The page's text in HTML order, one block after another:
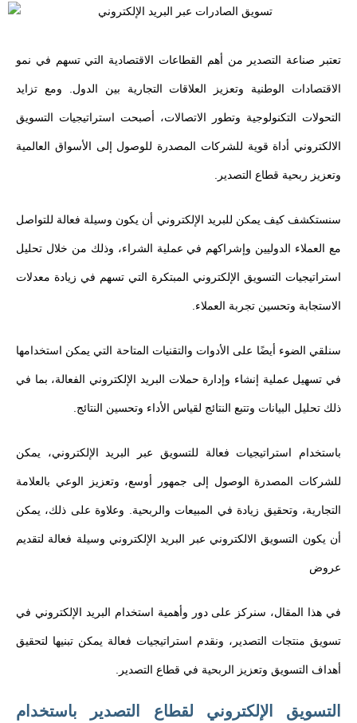
تعتبر صناعة التصدير من أهم القطاعات الاقتصادية التي تسهم في نمو
الاقتصادات الوطنية وتعزيز العلاقات التجارية بين الدول. ومع تزايد
التحولات التكنولوجية وتطور الاتصالات، أصبحت استراتيجيات التسويق
الالكتروني أداة قوية للشركات المصدرة للوصول إلى الأسواق العالمية
وتعزيز ربحية قطاع التصدير.
سنستكشف كيف يمكن للبريد الإلكتروني أن يكون وسيلة فعالة للتواصل
مع العملاء الدوليين وإشراكهم في عملية الشراء، وذلك من خلال تحليل
استراتيجيات التسويق الإلكتروني المبتكرة التي تسهم في زيادة معدلات
الاستجابة وتحسين تجربة العملاء.
سنلقي الضوء أيضًا على الأدوات والتقنيات المتاحة التي يمكن استخدامها
في تسهيل عملية إنشاء وإدارة حملات البريد الإلكتروني الفعالة، بما في
ذلك تحليل البيانات وتتبع النتائج لقياس الأداء وتحسين النتائج.
باستخدام استراتيجيات فعالة للتسويق عبر البريد الإلكتروني، يمكن
للشركات المصدرة الوصول إلى جمهور أوسع، وتعزيز الوعي بالعلامة
التجارية، وتحقيق زيادة في المبيعات والربحية. وعلاوة على ذلك، يمكن
أن يكون التسويق الالكتروني عبر البريد الإلكتروني وسيلة فعالة لتقديم
عروض
في هذا المقال، سنركز على دور وأهمية استخدام البريد الإلكتروني في
تسويق منتجات التصدير، ونقدم استراتيجيات فعالة يمكن تبنيها لتحقيق
أهداف التسويق وتعزيز الربحية في قطاع التصدير.
التسويق الإلكتروني لقطاع التصدير باستخدام